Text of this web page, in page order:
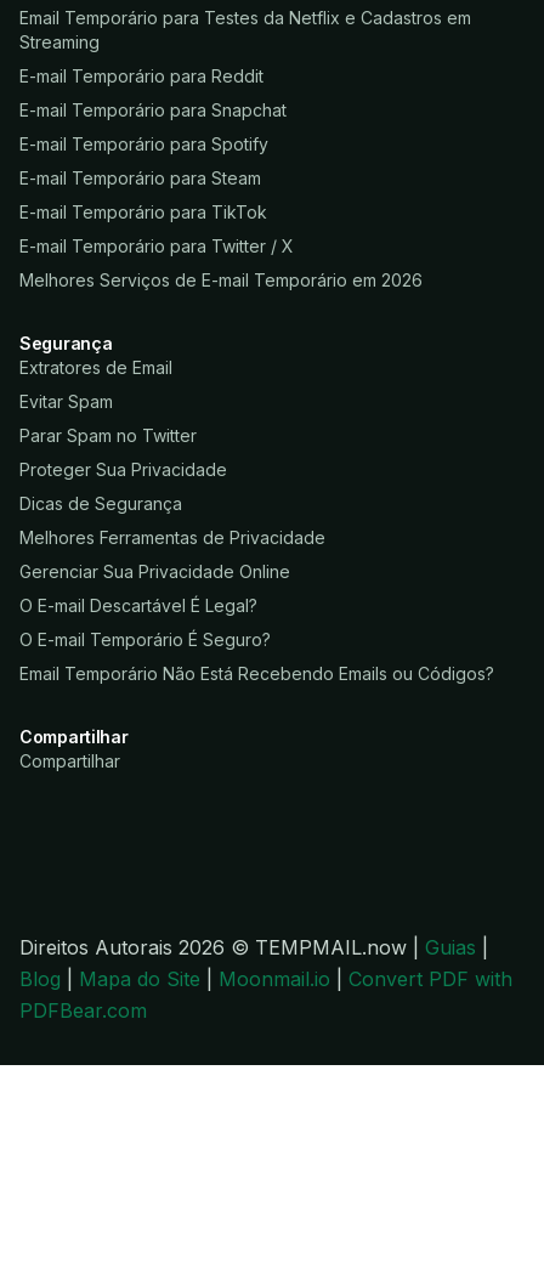
Email Temporário para Testes da Netflix e Cadastros em
Streaming
E-mail Temporário para Reddit
E-mail Temporário para Snapchat
E-mail Temporário para Spotify
E-mail Temporário para Steam
E-mail Temporário para TikTok
E-mail Temporário para Twitter / X
Melhores Serviços de E-mail Temporário em 2026
Segurança
Extratores de Email
Evitar Spam
Parar Spam no Twitter
Proteger Sua Privacidade
Dicas de Segurança
Melhores Ferramentas de Privacidade
Gerenciar Sua Privacidade Online
O E-mail Descartável É Legal?
O E-mail Temporário É Seguro?
Email Temporário Não Está Recebendo Emails ou Códigos?
Compartilhar
Compartilhar
Direitos Autorais 2026 © TEMPMAIL.now | Guias
Blog
Mapa do Site Moonmail.io
Convert PDF with
PDFBear.com